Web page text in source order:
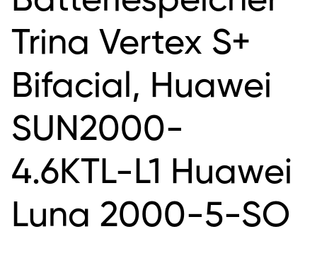
Trina Vertex S+
Bifacial, Huawei
SUN2000-
4.6KTL-L1 Huawei
Luna 2000-5-SO